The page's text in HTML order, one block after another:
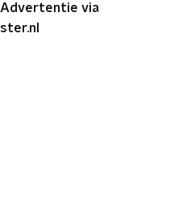
Advertentie via
ster.nl